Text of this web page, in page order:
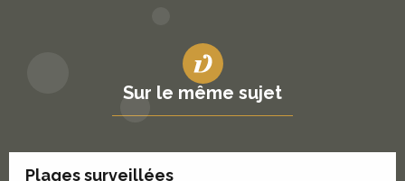
Sur le même sujet
Plages surveillées